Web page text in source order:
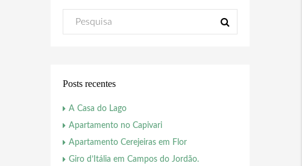
Posts recentes
A Casa do Lago
Apartamento no Capivari
Apartamento Cerejeiras em Flor
Giro d’Itália em Campos do Jordão.